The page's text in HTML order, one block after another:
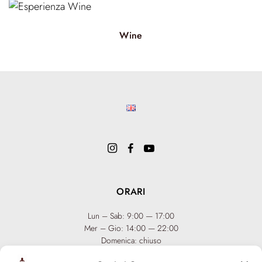
Wine
ORARI
Lun – Sab: 9:00 — 17:00
Mer – Gio: 14:00 — 22:00
Domenica: chiuso